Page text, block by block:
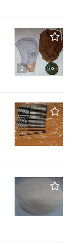
2